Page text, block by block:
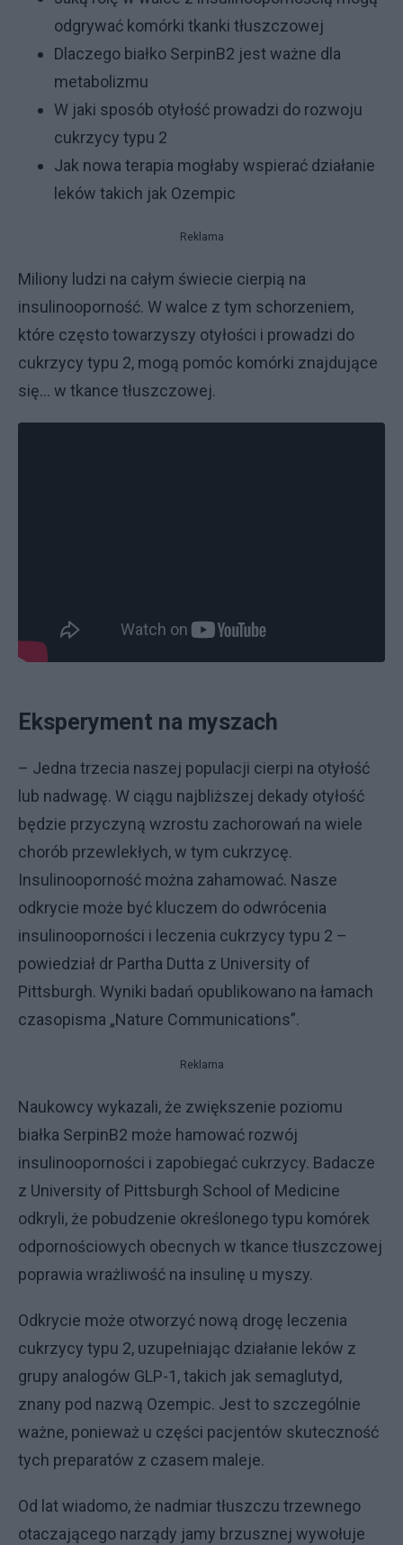
odgrywać komórki tkanki tłuszczowej
Dlaczego białko SerpinB2 jest ważne dla
metabolizmu
W jaki sposób otyłość prowadzi do rozwoju
cukrzycy typu 2
Jak nowa terapia mogłaby wspierać działanie
leków takich jak Ozempic
Reklama
Miliony ludzi na całym świecie cierpią na
insulinooporność. W walce z tym schorzeniem,
które często towarzyszy otyłości i prowadzi do
cukrzycy typu 2, mogą pomóc komórki znajdujące
się... w tkance tłuszczowej.
Eksperyment na myszach
– Jedna trzecia naszej populacji cierpi na otyłość
lub nadwagę. W ciągu najbliższej dekady otyłość
będzie przyczyną wzrostu zachorowań na wiele
chorób przewlekłych, w tym cukrzycę.
Insulinooporność można zahamować. Nasze
odkrycie może być kluczem do odwrócenia
insulinooporności i leczenia cukrzycy typu 2 –
powiedział dr Partha Dutta z University of
Pittsburgh. Wyniki badań opublikowano na łamach
czasopisma „Nature Communications”.
Reklama
Naukowcy wykazali, że zwiększenie poziomu
białka SerpinB2 może hamować rozwój
insulinooporności i zapobiegać cukrzycy. Badacze
z University of Pittsburgh School of Medicine
odkryli, że pobudzenie określonego typu komórek
odpornościowych obecnych w tkance tłuszczowej
poprawia wrażliwość na insulinę u myszy.
Odkrycie może otworzyć nową drogę leczenia
cukrzycy typu 2, uzupełniając działanie leków z
grupy analogów GLP-1, takich jak semaglutyd,
znany pod nazwą Ozempic. Jest to szczególnie
ważne, ponieważ u części pacjentów skuteczność
tych preparatów z czasem maleje.
Od lat wiadomo, że nadmiar tłuszczu trzewnego
otaczającego narządy jamy brzusznej wywołuje